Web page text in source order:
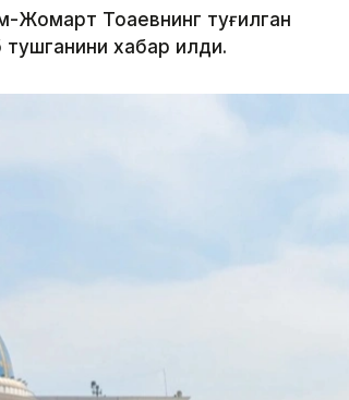
Жомарт Тоқаевнинг туғилган
хабар қилди.